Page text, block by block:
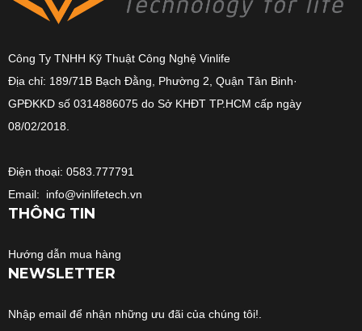
Công Ty TNHH Kỹ Thuật Công Nghệ Vinlife
Địa chỉ: 189/71B Bạch Đằng, Phường 2, Quận Tân Binh·
GPĐKKD số 0314886075 do Sở KHĐT TP.HCM cấp ngày
08/02/2018.
Điện thoại: 0583.777791
Email: info@vinlifetech.vn
THÔNG TIN
Hướng dẫn mua hàng
NEWSLETTER
Nhập email để nhận những ưu đãi của chúng tôi!.